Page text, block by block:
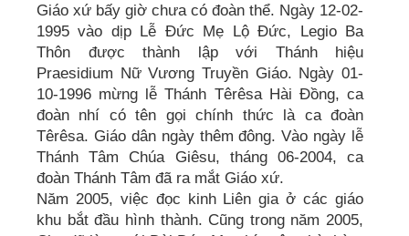
Giáo xứ bấy giờ chưa có đoàn thể. Ngày 12-02-
1995 vào dịp Lễ Đức Mẹ Lộ Đức, Legio Ba
Thôn được thành lập với Thánh hiệu
Praesidium Nữ Vương Truyền Giáo. Ngày 01-
10-1996 mừng lễ Thánh Têrêsa Hài Đồng, ca
đoàn nhí có tên gọi chính thức là ca đoàn
Têrêsa. Giáo dân ngày thêm đông. Vào ngày lễ
Thánh Tâm Chúa Giêsu, tháng 06-2004, ca
đoàn Thánh Tâm đã ra mắt Giáo xứ.
Năm 2005, việc đọc kinh Liên gia ở các giáo
khu bắt đầu hình thành. Cũng trong năm 2005,